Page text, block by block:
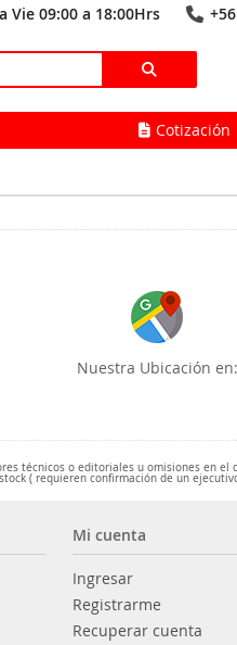
Vie 09:00 a 18:00Hrs
Cotización
Nuestra Ubicación en:
técnicos o editoriales u omisiones en
( requieren confirmación de un
Mi cuenta
Ingresar
Registrarme
Recuperar cuenta